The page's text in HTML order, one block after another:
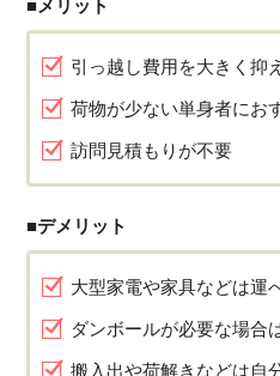
■メリット
引っ越し費用を大きく抑
荷物が少ない単身者にお
訪問見積もりが不要
■デメリット
大型家電や家具などは運
ダンボールが必要な場合
搬入出や荷解きなどは自